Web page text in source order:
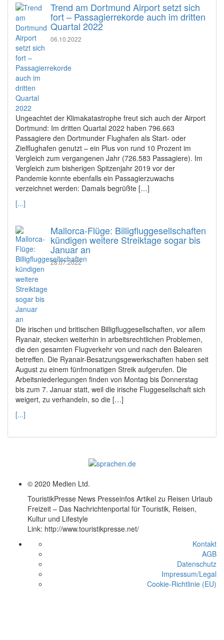
Trend am Dortmund Airport setzt sich
fort – Passagierrekorde auch im dritten
Quartal 2022
06.10.2022
Ungeachtet der Klimakatastrophe freut sich auch der Airport
Dortmund: Im dritten Quartal 2022 haben 796.663
Passagiere den Dortmunder Flughafen als Start- oder
Zielflughafen genutzt – ein Plus von rund 10 Prozent im
Vergleich zum vergangenen Jahr (726.583 Passagiere). Im
Vergleich zum bisherigen Spitzenjahr 2019 vor der
Pandemie konnte ebenfalls ein Passagierzuwachs
verzeichnet werden: Damals begrüßte […]
[...]
Mallorca-Flüge: Billigfluggesellschaften
kündigen weitere Streiktage sogar bis
Januar an
28.07.2022
Die irischen und britischen Billigfluggesellschaften, vor allem
Ryanair, stecken weiterhin in arbeitsrechtlichen Problemen,
die den gesamten Flugverkehr von und nach den Balearen
betreffen. Die Ryanair-Besatzungsgewerkschaften haben seit
August zu einem fünfmonatigen Streik aufgerufen. Die
Arbeitsniederlegungen finden von Montag bis Donnerstag
bis zum 7. Januar statt, weil die irische Fluggesellschaft sich
weigert, zu verhandeln, so die […]
[...]
© 2020 Medien Ltd.
TouristikPresse News Presseinfos Artikel zu Reisen Urlaub
Freizeit – Das Nachrichtenportal für Touristik, Reisen,
Kultur und Lifestyle
Link: http://www.touristikpresse.net/
Kontakt
AGB
Datenschutz
Impressum/Legal
Cookie-Richtlinie (EU)